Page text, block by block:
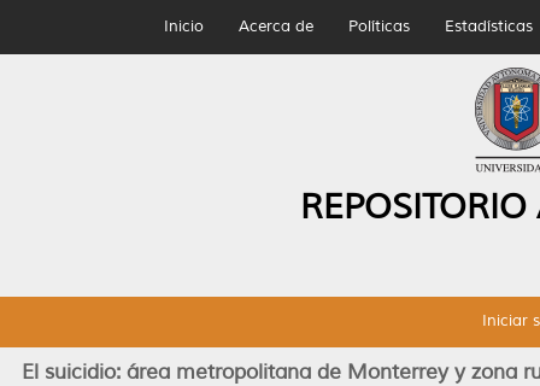
Inicio Acerca de Políticas Estadísticas
Iniciar
El suicidio: área metropolitana de Monterrey y zona